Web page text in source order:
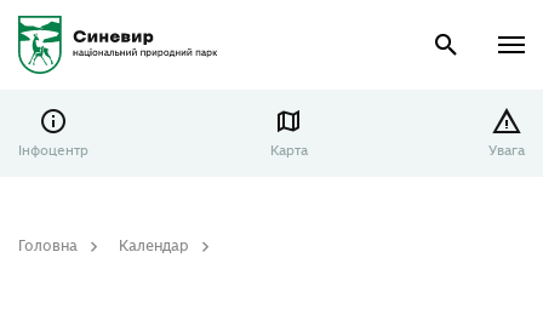
Інфоцентр Карта Увага
Головна
Календар